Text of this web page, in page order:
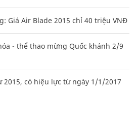
Giá Air Blade 2015 chỉ 40 triệu VNĐ
- thể thao mừng Quốc khánh 2/9
2015, có hiệu lực từ ngày 1/1/2017